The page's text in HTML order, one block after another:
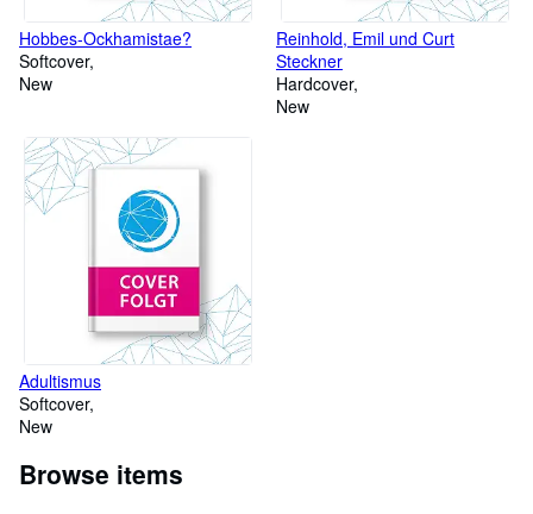
Hobbes-Ockhamistae?
Softcover
New
Reinhold, Emil und Curt
Steckner
Hardcover
New
Adultismus
Softcover
New
Browse items